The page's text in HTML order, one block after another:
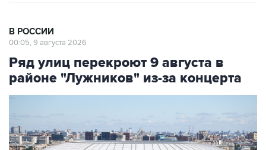
В РОССИИ
00:05, 9 августа 2026
Ряд улиц перекроют 9 августа в
районе "Лужников" из-за концерта